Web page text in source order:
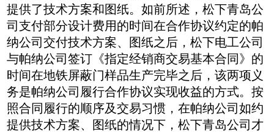
提供了技术方案和图纸。如前所述，松下青岛公
司支付部分设计费用的时间在合作协议约定的帕
纳公司交付技术方案、图纸之后，松下电工公司
与帕纳公司签订《指定经销商交易基本合同》的
时间在地铁屏蔽门样品生产完毕之后，该两项义
务是帕纳公司履行合作协议实现收益的方式。按
照合同履行的顺序及交易习惯，在帕纳公司如约
提供技术方案、图纸的情况下，松下青岛公司才